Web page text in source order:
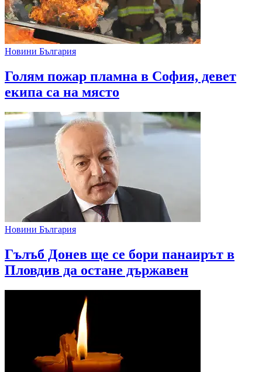
Новини България
Голям пожар пламна в София, девет
екипа са на място
Новини България
Гълъб Донев ще се бори панаирът в
Пловдив да остане държавен